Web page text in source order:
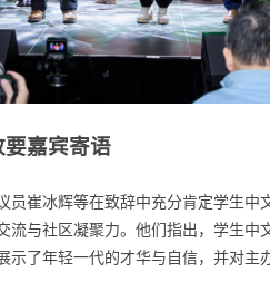
要嘉宾寄语
崔冰辉等在致辞中充分肯定学生中
与社区凝聚力。他们指出，学生中
了年轻一代的才华与自信，并对主